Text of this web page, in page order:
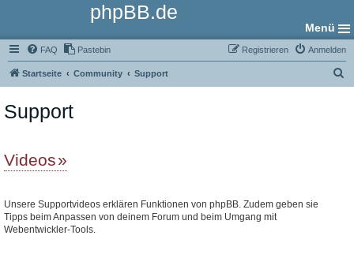
phpBB.de
Menü
FAQ Pastebin Anmelden
Registrieren
Startseite Community Support
Support
Videos
Unsere Supportvideos erklären Funktionen von phpBB. Zudem geben sie
Tipps beim Anpassen von deinem Forum und beim Umgang mit
Webentwickler-Tools.